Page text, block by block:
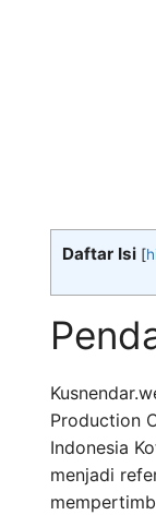
Daftar Isi [
Production
Indonesia
menjadi